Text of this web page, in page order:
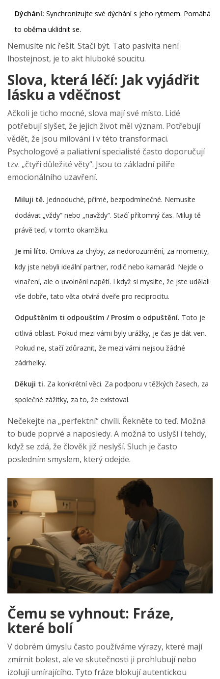
Dýchání: Synchronizujte své dýchání s jeho rytmem. Pomáhá
to oběma uklidnit se.
Nemusíte nic řešit. Stačí být. Tato pasivita není
lhostejnost, je to akt hluboké soucitu.
Slova, která léčí: Jak vyjádřit
lásku a vděčnost
Ačkoli je ticho mocné, slova mají své místo. Lidé
potřebují slyšet, že jejich život měl význam. Potřebují
vědět, že jsou milováni i v této transformaci.
Psychologové a paliativní specialisté často doporučují
tzv. „čtyři důležité věty“. Jsou to základní pilíře
emocionálního uzavření.
Miluji tě. Jednoduché, přímé, bezpodmínečné. Nemusíte
dodávat „vždy“ nebo „navždy“. Stačí přítomný čas. Miluji tě
právě teď, v tomto okamžiku.
Je mi líto. Omluva za chyby, za nedorozumění, za momenty,
kdy jste nebyli ideální partner, rodič nebo kamarád. Nejde o
vinaření, ale o uvolnění napětí. I když si myslíte, že jste udělali
vše dobře, tato věta otvírá dveře pro reciprocitu.
Odpuštěním ti odpouštím / Prosím o odpuštění. Toto je
citlivá oblast. Pokud mezi vámi byly urážky, je čas je dát ven.
Pokud ne, stačí zdůraznit, že mezi vámi nejsou žádné
zádrhelky.
Děkuji ti. Za konkrétní věci. Za podporu v těžkých časech, za
společné zážitky, za to, že existoval.
Nečekejte na „perfektní“ chvíli. Řekněte to teď. Možná
to bude poprvé a naposledy. A možná to uslyší i tehdy,
když se zdá, že člověk již neslyší. Sluch je často
posledním smyslem, který odejde.
Čemu se vyhnout: Fráze,
které bolí
V dobrém úmyslu často používáme výrazy, které mají
zmírnit bolest, ale ve skutečnosti ji prohlubují nebo
izolují umírajícího. Tyto fráze blokují autentickou